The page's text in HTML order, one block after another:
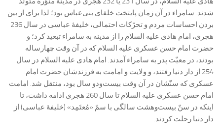
شدند. سامراء در آن زمان پایتخت خلفای بنی‌عباس بود؛ لذا برای از بین
بردن احساسات مردم و تحرّکات احتمالی، خلیفۀ عباسی در سال 236
هجری، امام هادی علیه السلام را از مدینه به سامراء تبعید کرد؛ و
حضرت امام حسن عسکری علیه السلام که در آن وقت چهارساله
بودند، در معیّت پدر به سامراء آمدند. امام هادی علیه السلام در سال
254 از دار دنیا رفتند، و ولایت و امامت به فرزندشان حضرت امام
عسکری که سنّشان در آن وقت بیست‌ودو سال بود، منتقل شد. امامت
امام حسن عسکری علیه السلام تا سال 260 هجری ادامه داشت، تا
اینکه در سنّ بیست‌وهشت سالگی با سمّ «مُعتَمِد» (خلیفۀ عباسی) از
دار دنیا رحلت کردند.